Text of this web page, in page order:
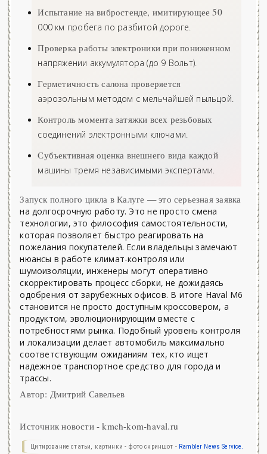
Испытание на вибростенде, имитирующее 50
000 км пробега по разбитой дороге.
Проверка работы электроники при пониженном
напряжении аккумулятора (до 9 Вольт).
Герметичность салона проверяется
аэрозольным методом с мельчайшей пыльцой.
Контроль момента затяжки всех резьбовых
соединений электронными ключами.
Субъективная оценка внешнего вида каждой
машины тремя независимыми экспертами.
Запуск полного цикла в Калуге — это серьезная заявка
на долгосрочную работу. Это не просто смена
технологии, это философия самостоятельности,
которая позволяет быстро реагировать на
пожелания покупателей. Если владельцы замечают
нюансы в работе климат-контроля или
шумоизоляции, инженеры могут оперативно
скорректировать процесс сборки, не дожидаясь
одобрения от зарубежных офисов. В итоге Haval M6
становится не просто доступным кроссовером, а
продуктом, эволюционирующим вместе с
потребностями рынка. Подобный уровень контроля
и локализации делает автомобиль максимально
соответствующим ожиданиям тех, кто ищет
надежное транспортное средство для города и
трассы.
Автор: Дмитрий Савельев
Источник новости - kmch-kom-haval.ru
Цитирование статьи, картинки - фото скриншот - Rambler News Service.